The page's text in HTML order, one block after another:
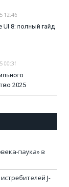
12:46
UI 8: полный гайд
00:31
2025
паука» в
J-